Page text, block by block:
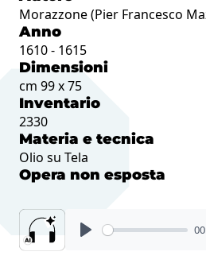
Morazzone (Pier Francesco
Anno
1610 - 1615
Dimensioni
cm 99 x 75
Inventario
2330
Materia e tecnica
Olio su Tela
Opera non esposta